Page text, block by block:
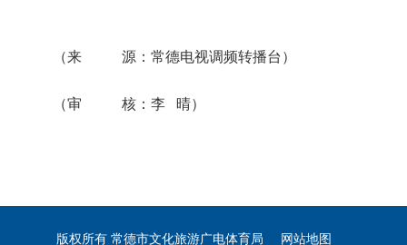
（来 源：常德电视调频转播台）
（审 核：李 晴）
版权所有 常德市文化旅游广电体育局 网站地图